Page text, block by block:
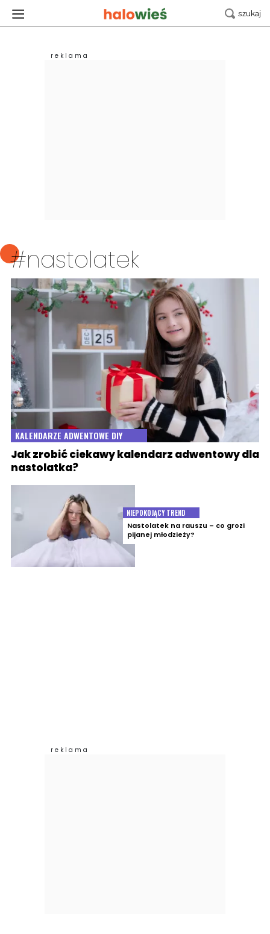
#nastolatek
KALENDARZE ADWENTOWE DIY
Jak zrobić ciekawy kalendarz adwentowy dla
nastolatka?
NIEPOKOJĄCY TREND
Nastolatek na rauszu – co grozi
pijanej młodzieży?